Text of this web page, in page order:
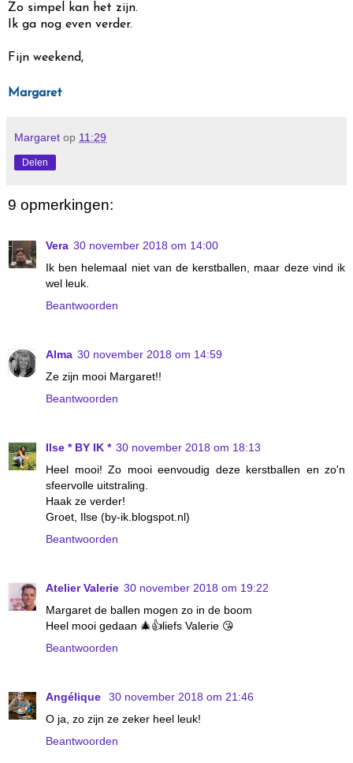
Zo simpel kan het zijn.
Ik ga nog even verder.
Fijn weekend,
Margaret
Margaret op 11:29
Delen
9 opmerkingen:
Vera 30 november 2018 om 14:00
Ik ben helemaal niet van de kerstballen, maar deze vind ik
wel leuk.
Beantwoorden
Alma 30 november 2018 om 14:59
Ze zijn mooi Margaret!!
Beantwoorden
Ilse * BY IK * 30 november 2018 om 18:13
Heel mooi! Zo mooi eenvoudig deze kerstballen en zo'n
sfeervolle uitstraling.
Haak ze verder!
Groet, Ilse (by-ik.blogspot.nl)
Beantwoorden
Atelier Valerie 30 november 2018 om 19:22
Margaret de ballen mogen zo in de boom
Heel mooi gedaan 🎄👍liefs Valerie 😘
Beantwoorden
Angélique
30 november 2018 om 21:46
O ja, zo zijn ze zeker heel leuk!
Beantwoorden